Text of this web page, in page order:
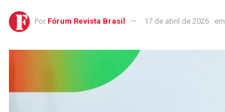
Por Fórum Revista Brasil 17 de abril de 2026 em